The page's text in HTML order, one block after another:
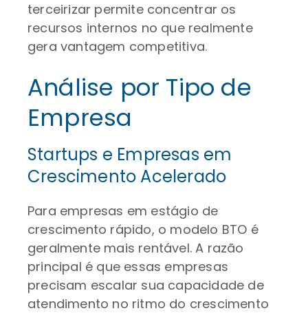
terceirizar permite concentrar os
recursos internos no que realmente
gera vantagem competitiva.
Análise por Tipo de
Empresa
Startups e Empresas em
Crescimento Acelerado
Para empresas em estágio de
crescimento rápido, o modelo BTO é
geralmente mais rentável. A razão
principal é que essas empresas
precisam escalar sua capacidade de
atendimento no ritmo do crescimento